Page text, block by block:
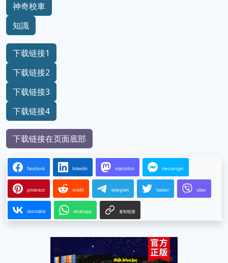
神奇校車
知識
下载链接1
下载链接2
下载链接3
下载链接4
下载链接在页面底部
facebook linkedin mastodon messenger
pinterest reddit telegram twitter viber
vkontakte whatsapp 复制链接